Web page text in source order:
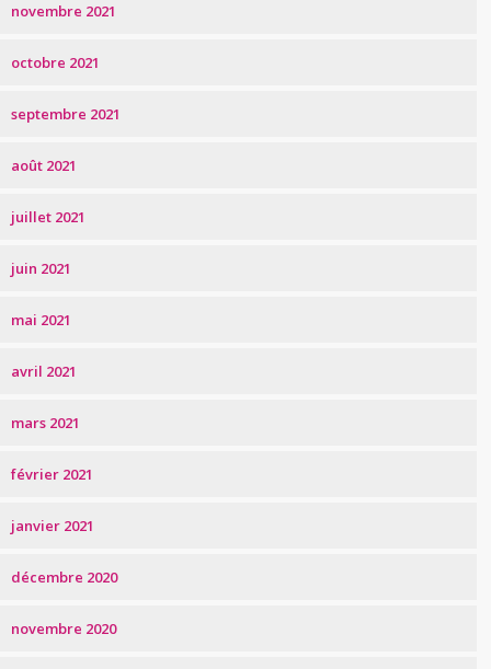
novembre 2021
octobre 2021
septembre 2021
août 2021
juillet 2021
juin 2021
mai 2021
avril 2021
mars 2021
février 2021
janvier 2021
décembre 2020
novembre 2020